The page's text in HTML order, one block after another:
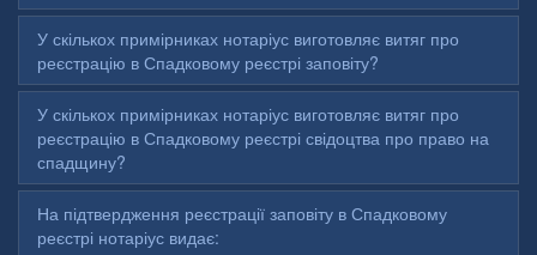
У скількох примірниках нотаріус виготовляє витяг про
реєстрацію в Спадковому реєстрі заповіту?
У скількох примірниках нотаріус виготовляє витяг про
реєстрацію в Спадковому реєстрі свідоцтва про право на
спадщину?
На підтвердження реєстрації заповіту в Спадковому
реєстрі нотаріус видає: